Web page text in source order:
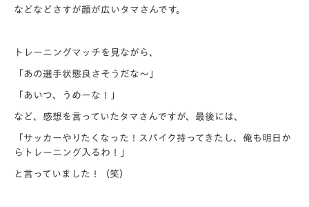
などなどさすが顔が広いタマさんです。
トレーニングマッチを見ながら、
「あの選手状態良さそうだな～」
「あいつ、うめーな！」
など、感想を言っていたタマさんですが、最後には、
「サッカーやりたくなった！スパイク持ってきたし、俺も明日か
らトレーニング入るわ！」
と言っていました！（笑）